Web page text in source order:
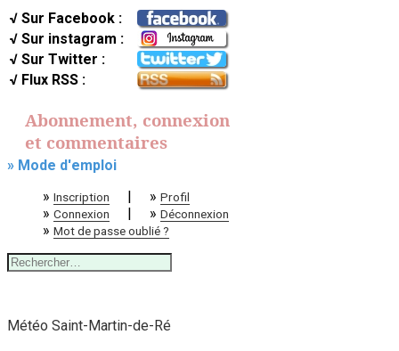
√ Sur Facebook :
√ Sur instagram :
√ Sur Twitter :
√ Flux RSS :
Abonnement, connexion
et commentaires
» Mode d'emploi
» Inscription | » Profil
» Connexion | » Déconnexion
» Mot de passe oublié ?
Rechercher :
Météo Saint-Martin-de-Ré